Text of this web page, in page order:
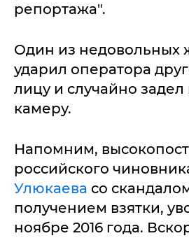
репортажа".
Один из недовольных
ударил оператора
лицу и случайно
камеру.
Напомним,
российского
Улюкаева со
получением взятки,
ноябре 2016 года.